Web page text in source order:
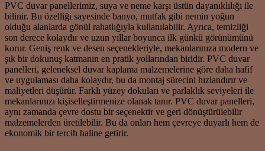
PVC duvar panellerimiz, suya ve neme karşı üstün dayanıklılığı ile
bilinir. Bu özelliği sayesinde banyo, mutfak gibi nemin yoğun
olduğu alanlarda gönül rahatlığıyla kullanılabilir. Ayrıca, temizliği
son derece kolaydır ve uzun yıllar boyunca ilk günkü görünümünü
korur. Geniş renk ve desen seçenekleriyle, mekanlarınıza modern ve
şık bir dokunuş katmanın en pratik yollarından biridir. PVC duvar
panelleri, geleneksel duvar kaplama malzemelerine göre daha hafif
ve uygulaması daha kolaydır, bu da montaj sürecini hızlandırır ve
maliyetleri düşürür. Farklı yüzey dokuları ve parlaklık seviyeleri ile
mekanlarınızı kişiselleştirmenize olanak tanır. PVC duvar panelleri,
aynı zamanda çevre dostu bir seçenektir ve geri dönüştürülebilir
malzemelerden üretilebilir. Bu da onları hem çevreye duyarlı hem de
ekonomik bir tercih haline getirir.